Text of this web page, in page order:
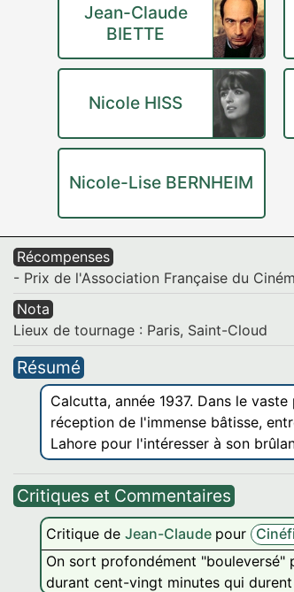
Jean-Claude
BIETTE
Nicole HISS
Nicole-Lise BERNHEIM
Récompenses
- Prix de l'Association Française du
Nota
Lieux de tournage : Paris, Saint-Cloud
Résumé
Calcutta, année 1937. Dans le
réception de l'immense bâtisse,
Lahore pour l'intéresser à son
Critiques et Commentaires
Critique de Jean-Claude pour
On sort profondément
durant cent-vingt minutes qui